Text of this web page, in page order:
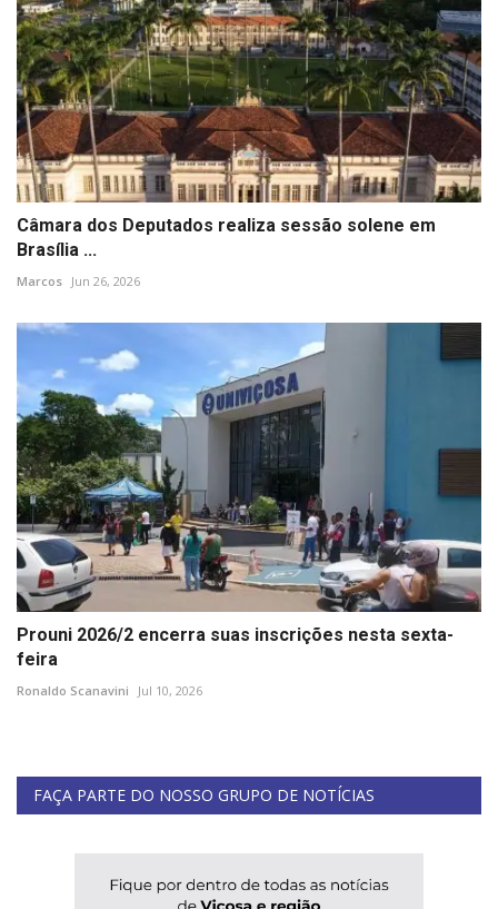
Câmara dos Deputados realiza sessão solene em
Brasília ...
Marcos Jun 26, 2026
Prouni 2026/2 encerra suas inscrições nesta sexta-
feira
Ronaldo Scanavini Jul 10, 2026
FAÇA PARTE DO NOSSO GRUPO DE NOTÍCIAS